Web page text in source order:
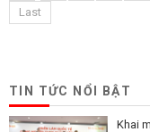
Last
TIN TỨC NỔI BẬT
Khai